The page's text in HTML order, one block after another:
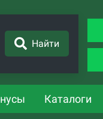
Найти
Каталоги